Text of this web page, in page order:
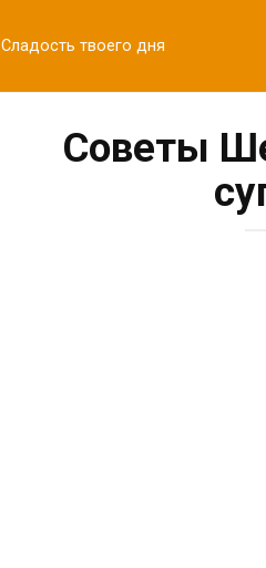
Сладость твоего дня
Советы